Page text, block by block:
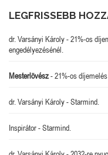
LEGFRISSEBB
dr. Varsányi Károly-21%-os
engedélyezésénél.
Mesterlövész-21%-os
dr. Varsányi Károly-Starmind.
Inspirátor-Starmind.